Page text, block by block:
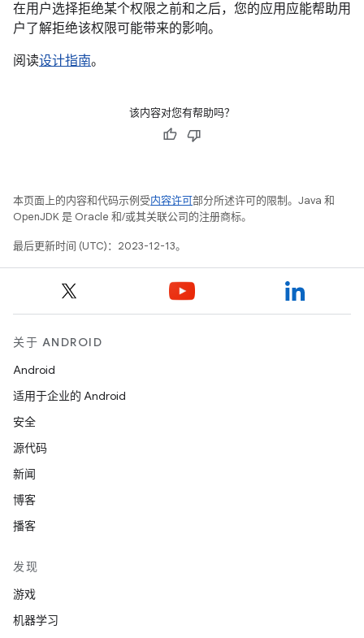
在用户选择拒绝某个权限之前和之后，您的应用应能帮助用
户了解拒绝该权限可能带来的影响。
阅读设计指南。
该内容对您有帮助吗？
本页面上的内容和代码示例受内容许可部分所述许可的限制。Java 和
OpenJDK 是 Oracle 和/或其关联公司的注册商标。
最后更新时间 (UTC)：2023-12-13。
关于 ANDROID
Android
适用于企业的 Android
安全
源代码
新闻
博客
播客
发现
游戏
机器学习